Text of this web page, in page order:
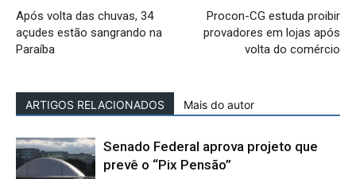
Após volta das chuvas, 34
açudes estão sangrando na
Paraíba
Procon-CG estuda proibir
provadores em lojas após
volta do comércio
ARTIGOS RELACIONADOS Mais do autor
Senado Federal aprova projeto que
prevê o “Pix Pensão”